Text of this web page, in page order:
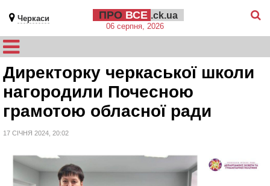
Черкаси ПРО ВСЕ .ck.ua
06 серпня, 2026
Директорку черкаської школи
нагородили Почесною
грамотою обласної ради
17 СІЧНЯ 2024, 20:02